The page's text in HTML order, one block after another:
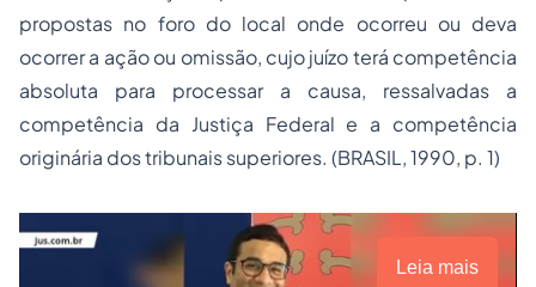
propostas no foro do local onde ocorreu ou deva
ocorrer a ação ou omissão, cujo juízo terá competência
absoluta para processar a causa, ressalvadas a
competência da Justiça Federal e a competência
originária dos tribunais superiores. (BRASIL, 1990, p. 1)
Leia mais